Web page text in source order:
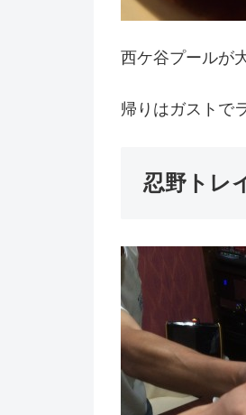
西ケ谷プールが
帰りはガストで
忍野トレ